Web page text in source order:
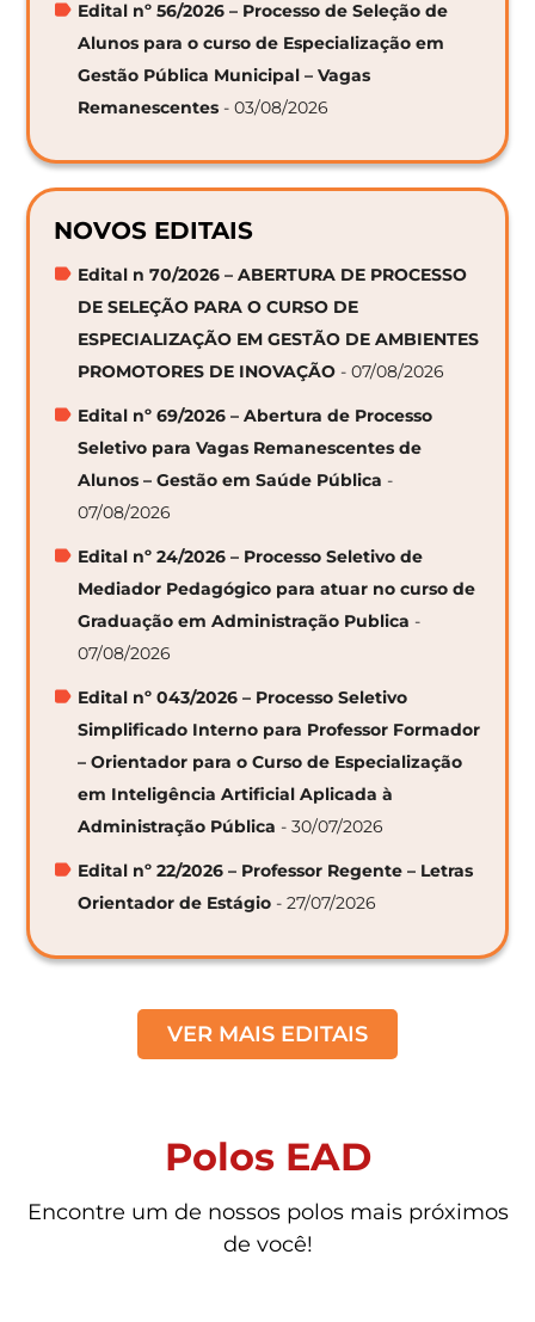
Edital nº 56/2026 – Processo de Seleção de
Alunos para o curso de Especialização em
Gestão Pública Municipal – Vagas
Remanescentes - 03/08/2026
NOVOS EDITAIS
Edital n 70/2026 – ABERTURA DE PROCESSO
DE SELEÇÃO PARA O CURSO DE
ESPECIALIZAÇÃO EM GESTÃO DE AMBIENTES
PROMOTORES DE INOVAÇÃO - 07/08/2026
Edital nº 69/2026 – Abertura de Processo
Seletivo para Vagas Remanescentes de
Alunos – Gestão em Saúde Pública -
07/08/2026
Edital nº 24/2026 – Processo Seletivo de
Mediador Pedagógico para atuar no curso de
Graduação em Administração Publica -
07/08/2026
Edital nº 043/2026 – Processo Seletivo
Simplificado Interno para Professor Formador
– Orientador para o Curso de Especialização
em Inteligência Artificial Aplicada à
Administração Pública - 30/07/2026
Edital nº 22/2026 – Professor Regente – Letras
Orientador de Estágio - 27/07/2026
VER MAIS EDITAIS
Polos EAD
Encontre um de nossos polos mais próximos
de você!